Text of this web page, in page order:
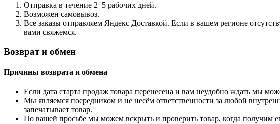
Отправка в течение 2–5 рабочих дней.
Возможен самовывоз.
Все заказы отправляем Яндекс Доставкой. Если в вашем регионе
вами свяжемся.
Возврат и обмен
Причины возврата и обмена
Если дата старта продаж товара перенесена и вам неудобно ждать мы
Мы являемся посредником и не несём ответственности за любой
запечатывает товар.
По вашей просьбе мы можем вскрыть и проверить товар, когда получим